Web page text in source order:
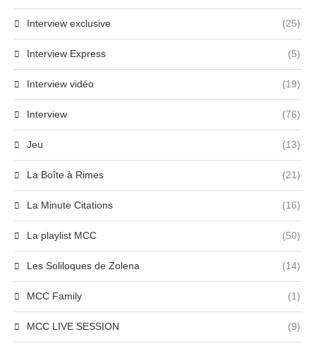
Interview exclusive (25)
Interview Express (5)
Interview vidéo (19)
Interview (76)
Jeu (13)
La Boîte à Rimes (21)
La Minute Citations (16)
La playlist MCC (50)
Les Soliloques de Zolena (14)
MCC Family (1)
MCC LIVE SESSION (9)